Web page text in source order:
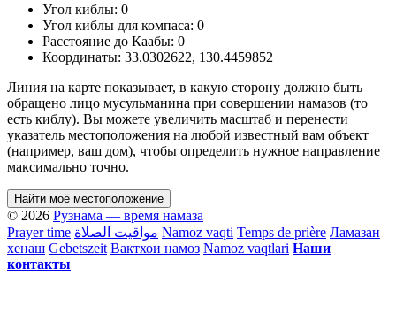
Угол киблы: 0
Угол киблы для компаса: 0
Расстояние до Каабы: 0
Координаты: 33.0302622, 130.4459852
Линия на карте показывает, в какую сторону должно быть
обращено лицо мусульманина при совершении намазов (то
есть киблу). Вы можете увеличить масштаб и перенести
указатель местоположения на любой известный вам объект
(например, ваш дом), чтобы определить нужное направление
максимально точно.
Найти моё местоположение
© 2026 Рузнама — время намаза
Prayer time مواقيت الصلاة Namoz vaqti Temps de prière Ламазан
хенаш Gebetszeit Вактхои намоз Namoz vaqtlari Наши
контакты